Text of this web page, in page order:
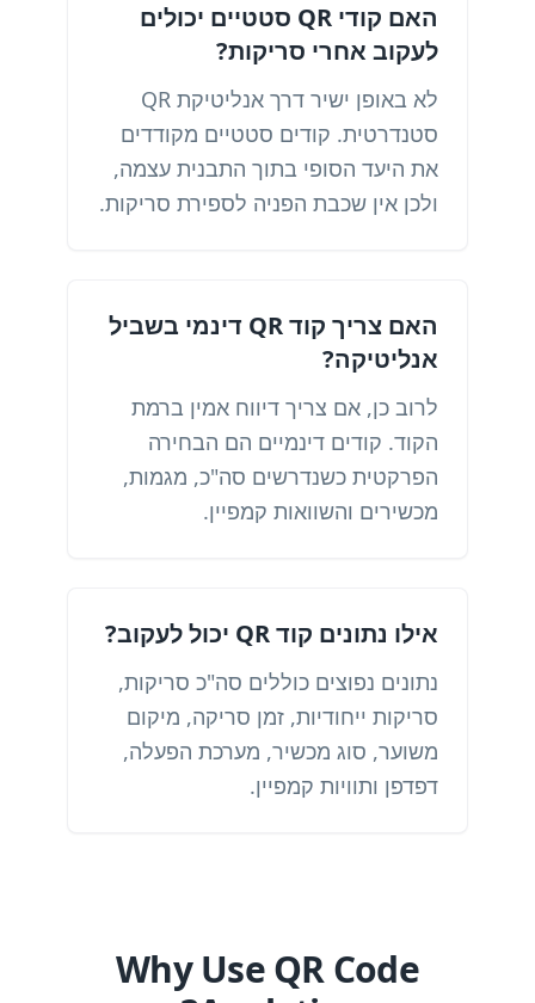
האם קודי QR סטטיים יכולים
לעקוב אחרי סריקות?
לא באופן ישיר דרך אנליטיקת QR
סטנדרטית. קודים סטטיים מקודדים
את היעד הסופי בתוך התבנית עצמה,
ולכן אין שכבת הפניה לספירת סריקות.
האם צריך קוד QR דינמי בשביל
אנליטיקה?
לרוב כן, אם צריך דיווח אמין ברמת
הקוד. קודים דינמיים הם הבחירה
הפרקטית כשנדרשים סה"כ, מגמות,
מכשירים והשוואות קמפיין.
אילו נתונים קוד QR יכול לעקוב?
נתונים נפוצים כוללים סה"כ סריקות,
סריקות ייחודיות, זמן סריקה, מיקום
משוער, סוג מכשיר, מערכת הפעלה,
דפדפן ותוויות קמפיין.
Why Use QR Code